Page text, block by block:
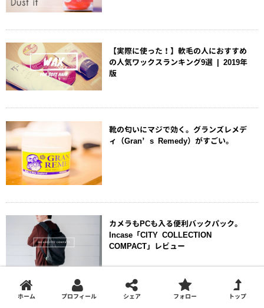
【実際に使った！】軟毛の人におすすめ
の人気ワックスランキング9選 | 2019年
版
靴の匂いにマジで効く。グランズレメデ
ィ（Gran’s Remedy）がすごい。
カメラもPCも入る便利バックパック。
Incase「CITY COLLECTION
COMPACT」レビュー
ホーム プロフィール シェア フォロー トップ